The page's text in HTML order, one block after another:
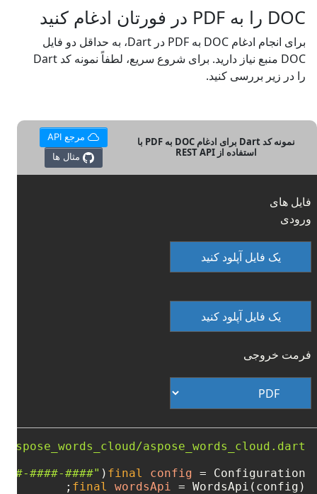
DOC را به PDF در فورتان ادغام کنید
برای انجام ادغام DOC به PDF در Dart، به حداقل دو فایل
DOC منبع نیاز دارید. برای شروع سریع، لطفاً نمونه کد Dart
را در زیر بررسی کنید.
نمونه کد Dart برای ادغام DOC به PDF با
استفاده از REST API
مرجع API
مثال ها
فایل های
ورودی
یک فایل آپلود کنید
یک فایل آپلود کنید
فرمت خروجی
aspose_words_cloud.dart'
final
config = Configuration(
####-####"
final
wordsApi =